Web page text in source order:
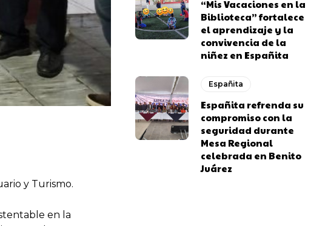
y Turismo.
en la
“Mis Vacaciones en la
Biblioteca” fortalece
el aprendizaje y la
convivencia de la
niñez en Españita
Españita
Españita refrenda su
compromiso con la
seguridad durante
Mesa Regional
celebrada en Benito
Juárez